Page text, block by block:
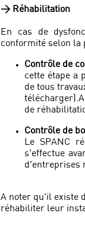
> Réhabilitation
En cas de
conformité selon la
Contrôle de
cette étape a
de tous
de
Contrôle de
Le SPANC
s'effectue
d'entreprises
A noter qu'il existe
réhabiliter leur